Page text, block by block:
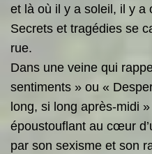
et là où il y a soleil, il y a
Secrets et tragédies se
rue.
Dans une veine qui
sentiments » ou «
long, si long après-midi
époustouflant au cœur
par son sexisme et son